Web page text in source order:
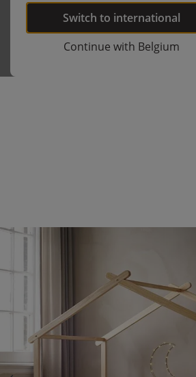
Switch to international
Continue with Belgium